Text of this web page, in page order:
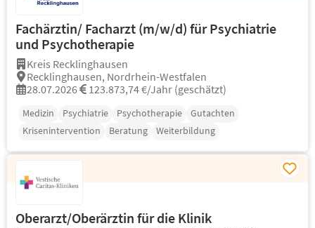
Fachärztin/ Facharzt (m/w/d) für Psychiatrie
und Psychotherapie
Kreis Recklinghausen
Recklinghausen, Nordrhein-Westfalen
28.07.2026
123.873,74 €/Jahr (geschätzt)
Medizin Psychiatrie Psychotherapie
Gutachten
Krisenintervention
Beratung Weiterbildung
Oberarzt/Oberärztin für die Klinik